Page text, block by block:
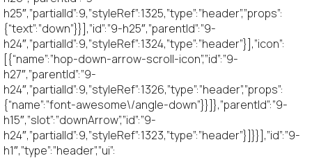
h25″,”partialId”:9,”styleRef”:1325,”type”:”header”,”props”:
{“text”:”down”}}],”id”:”9-h25″,”parentId”:”9-
h24″,”partialId”:9,”styleRef”:1324,”type”:”header”}],”icon”:
[{“name”:”hop-down-arrow-scroll-icon”,”id”:”9-
h27″,”parentId”:”9-
h24″,”partialId”:9,”styleRef”:1326,”type”:”header”,”props”:
{“name”:”font-awesome\/angle-down”}}]},”parentId”:”9-
h15″,”slot”:”downArrow”,”id”:”9-
h24″,”partialId”:9,”styleRef”:1323,”type”:”header”}]}}],”id”:”9-
h1″,”type”:”header”,”ui”: